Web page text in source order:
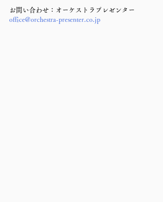
お問い合わせ：オーケストラプレゼンター
office@orchestra-presenter.co.jp